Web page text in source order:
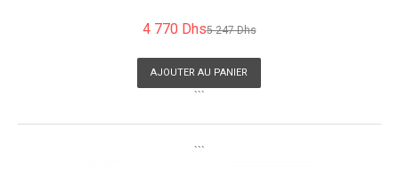
4 770 Dhs5 247 Dhs
AJOUTER AU PANIER
```
```